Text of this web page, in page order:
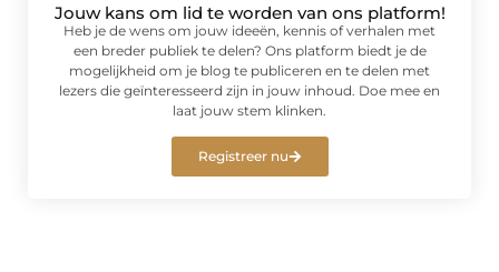
Jouw kans om lid te worden van ons platform!
Heb je de wens om jouw ideeën, kennis of verhalen met
een breder publiek te delen? Ons platform biedt je de
mogelijkheid om je blog te publiceren en te delen met
lezers die geïnteresseerd zijn in jouw inhoud. Doe mee en
laat jouw stem klinken.
Registreer nu